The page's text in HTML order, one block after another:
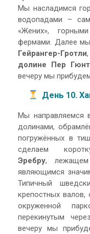
Мы насладимся
водопадами –
«Жених»,
фермами. Далее
Гейрангер-Гротли
долине Пер
вечеру мы
День 10.
Мы направляемся
долинами,
погружённых в
сделаем
Эребру,
являющимся
Типичный
крепостных валов,
окруженной
перекинутым
вечеру мы